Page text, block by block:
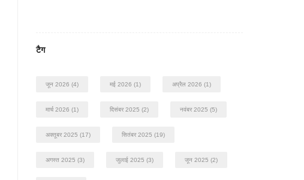
टैग
जून 2026 (4) मई 2026 (1) अप्रैल 2026 (1)
मार्च 2026 (1) दिसंबर 2025 (2) नवंबर 2025 (5)
अक्तूबर 2025 (17) सितंबर 2025 (19)
अगस्त 2025 (3) जुलाई 2025 (3) जून 2025 (2)